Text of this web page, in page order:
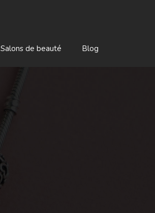
Salons de beauté Blog